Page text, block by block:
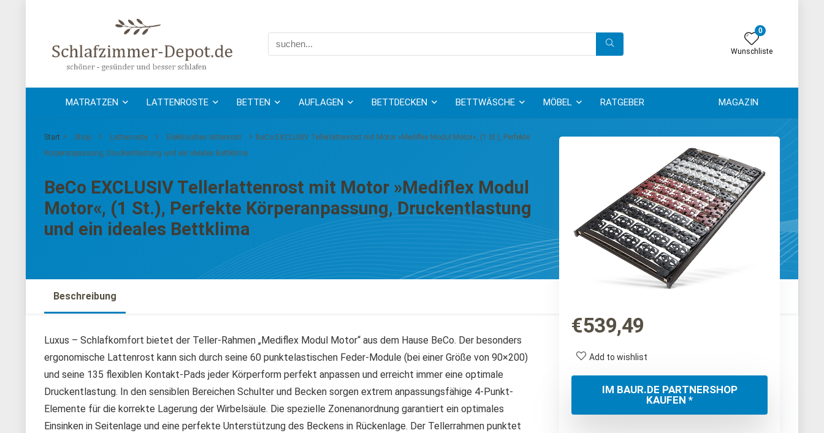
0
Wunschliste
MATRATZEN LATTENROSTE BETTEN AUFLAGEN BETTDECKEN BETTWÄSCHE MÖBEL RATGEBER MAGAZIN
Start Shop Lattenroste Elektrisches lattenrost
BeCo EXCLUSIV Tellerlattenrost mit Motor »Mediflex Modul Motor«, (1 St.), Perfekte
Körperanpassung, Druckentlastung und ein ideales Bettklima
BeCo EXCLUSIV Tellerlattenrost mit Motor »Mediflex Modul
Motor«, (1 St.), Perfekte Körperanpassung, Druckentlastung
und ein ideales Bettklima
€539,49
Add to wishlist
IM BAUR.DE PARTNERSHOP
KAUFEN *
Beschreibung
Luxus – Schlafkomfort bietet der Teller-Rahmen „Mediflex Modul Motor“ aus dem Hause BeCo. Der besonders
ergonomische Lattenrost kann sich durch seine 60 punktelastischen Feder-Module (bei einer Größe von 90×200)
und seine 135 flexiblen Kontakt-Pads jeder Körperform perfekt anpassen und erreicht immer eine optimale
Druckentlastung. In den sensiblen Bereichen Schulter und Becken sorgen extrem anpassungsfähige 4-Punkt-
Elemente für die korrekte Lagerung der Wirbelsäule. Die spezielle Zonenanordnung garantiert ein optimales
Einsinken in Seitenlage und eine perfekte Unterstützung des Beckens in Rückenlage. Der Tellerrahmen punktet